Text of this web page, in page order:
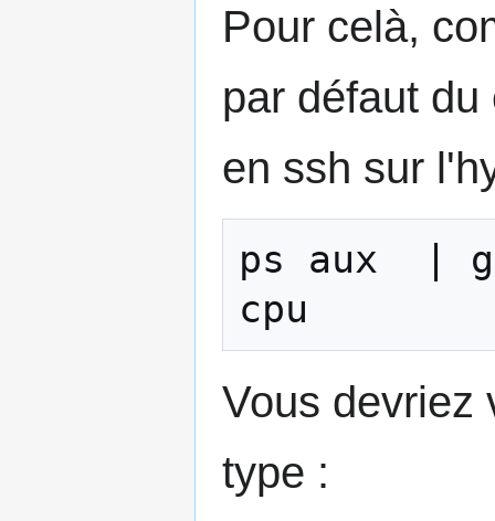
Pour celà,
par défaut
en ssh sur
ps aux  |
cpu
Vous devriez
type :